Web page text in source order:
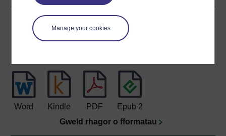
Manage your cookies
Lawrlwytho'r cwrs hwn
Lawrlwythwch y cwrs hwn i'w ddefnyddio heb fod ar-lein
Word Kindle PDF
Epub 2
Gweld rhagor o fformatau